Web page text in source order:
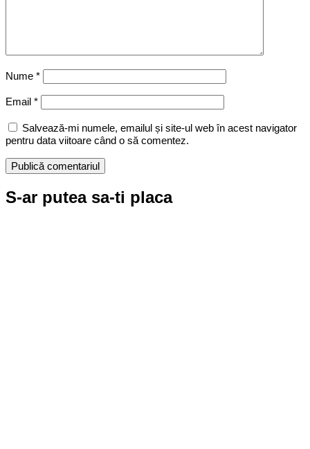
Nume *
Email *
Salvează-mi numele, emailul și site-ul web în acest navigator
pentru data viitoare când o să comentez.
S-ar putea sa-ti placa